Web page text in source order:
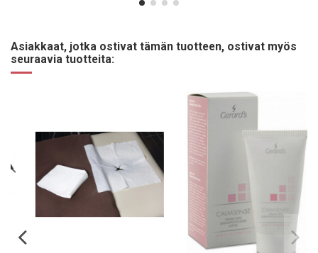
Asiakkaat, jotka ostivat tämän tuotteen, ostivat myös
seuraavia tuotteita: